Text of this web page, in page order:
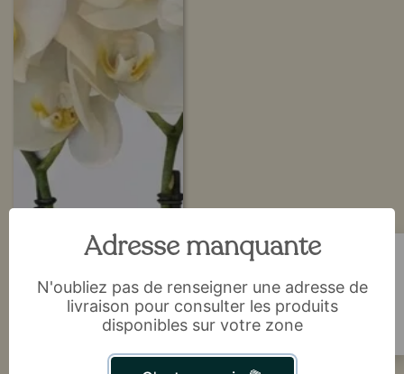
Plante d’orchidée avec
Par Fleurs Véronique,
fleuriste à Chaudfontaine
4.6 /5⭐ 150 avis)
Personnaliser
Adresse manquante
N'oubliez pas de renseigner une adresse de
livraison pour consulter les produits
disponibles sur votre zone